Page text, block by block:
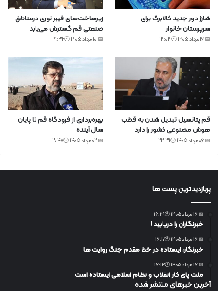
شارژ دور جدید کالابرگ برای
سرپرستان خانوار
📅 16 مرداد 1405 🕙14:04
زیرساخت‌های فیبر نوری درمناطق
صنعتی قم گسترش می‌یابد
📅 10 مرداد 1405 🕙19:32
قم پتانسیل تبدیل شدن به قطب
هوش مصنوعی کشور را دارد
📅 06 مرداد 1405 🕙23:31
بهره‌برداری از فرودگاه قم تا پایان
سال آینده
📅 02 مرداد 1405 🕙18:47
پربازدیدترین پست ها
📅 16 مرداد 1405 🕙16:29
خبرنگاران را دریابید !
📅 16 مرداد 1405 🕙16:17
خبرنگار، ایستاده در خط مقدم جنگ روایت ها
📅 16 مرداد 1405 🕙16:13
ملت پای کار انقلاب و نظام اسلامی ایستاده است
آخرین خبرهای منتشر شده